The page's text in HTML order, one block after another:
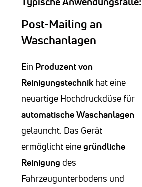
Post-Mailing an
Waschanlagen
Ein Produzent von
Reinigungstechnik hat eine
neuartige Hochdruckdüse für
automatische Waschanlagen
gelauncht. Das Gerät
ermöglicht einegründliche
Reinigung des
Fahrzeugunterbodens und